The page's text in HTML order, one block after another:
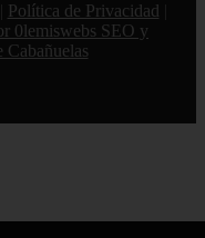
Política de Privacidad
0lemiswebs SEO y
Cabañuelas